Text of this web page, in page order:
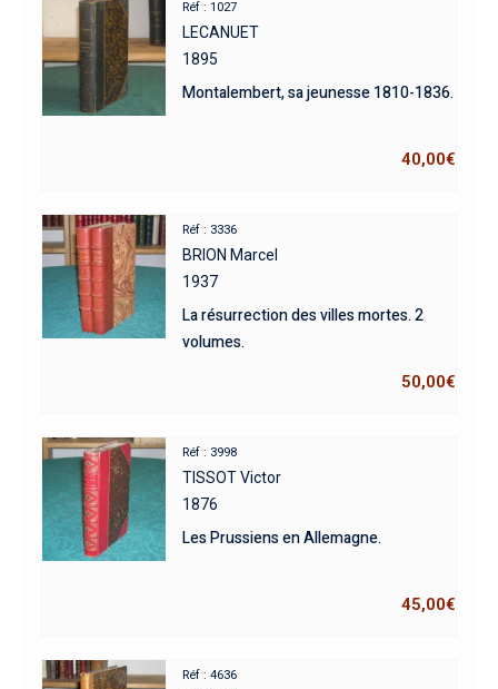
Réf : 1027
LECANUET
1895
Montalembert, sa jeunesse 1810-1836.
40,00€
Réf : 3336
BRION Marcel
1937
La résurrection des villes mortes. 2
volumes.
50,00€
Réf : 3998
TISSOT Victor
1876
Les Prussiens en Allemagne.
45,00€
Réf : 4636